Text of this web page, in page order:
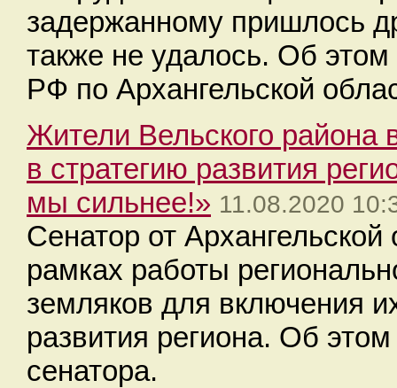
задержанному пришлось
также не удалось. Об
РФ по Архангельской
Жители Вельского
в стратегию развития
мы сильнее!» 11.08.2020
Сенатор от
рамках работы
земляков для включения
развития региона. Об
сенатора.